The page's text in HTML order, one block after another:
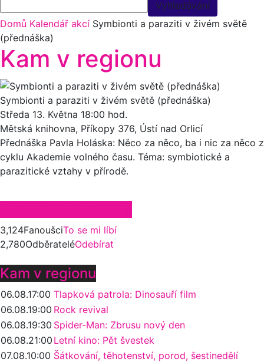
Domů Kalendář akcí Symbionti a paraziti v živém světě
(přednáška)
Kam v regionu
Symbionti a paraziti v živém světě (přednáška)
Středa 13. Května 18:00 hod.
Mětská knihovna, Příkopy 376, Ústí nad Orlicí
Přednáška Pavla Holáska: Něco za něco, ba i nic za něco z
cyklu Akademie volného času. Téma: symbiotické a
parazitické vztahy v přírodě.
3,124FanoušciTo se mi líbí
2,780OdběrateléOdebírat
Kam v regionu
06.08.17:00 Tlapková patrola: Dinosauří film
06.08.19:00 Rock revival
06.08.19:30 Spider-Man: Zbrusu nový den
06.08.21:00 Letní kino: Pět švestek
07.08.10:00 Šátkování, těhotenství, porod, šestinedělí